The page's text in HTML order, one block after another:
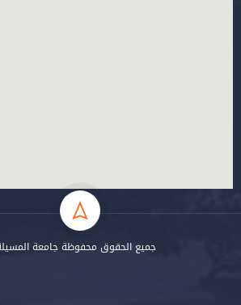
جميع الحقوق محفوظة جامعة المسيلة -